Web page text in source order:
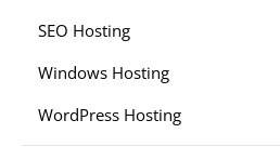
SEO Hosting
Windows Hosting
WordPress Hosting